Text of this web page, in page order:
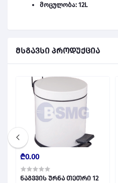
მოცულობა: 12L
მსგავსი პროდუქცია
₾0.00
ნაგვვის ურნა თეთრი 12